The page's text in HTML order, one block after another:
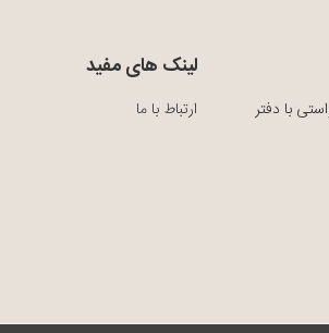
با دفتر
لینک های مفید
ارتباط با ما